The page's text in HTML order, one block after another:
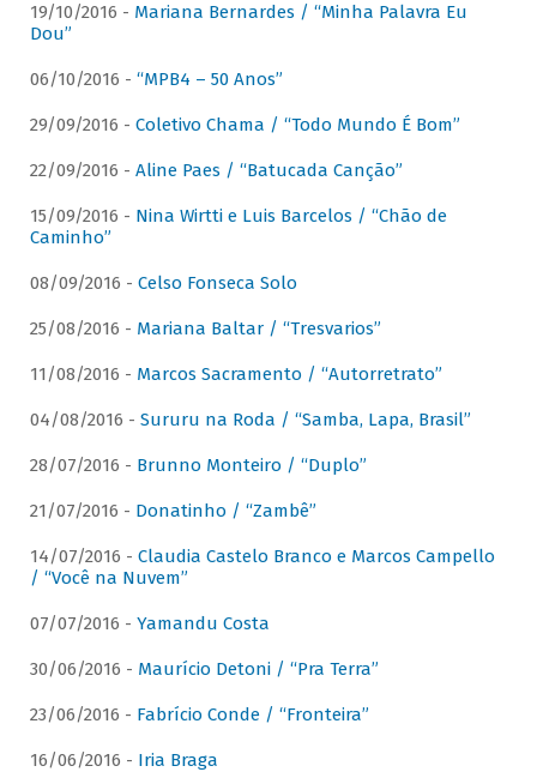
19/10/2016 - Mariana Bernardes / “Minha Palavra Eu
Dou”
06/10/2016 - “MPB4 – 50 Anos”
29/09/2016 - Coletivo Chama / “Todo Mundo É Bom”
22/09/2016 - Aline Paes / “Batucada Canção”
15/09/2016 - Nina Wirtti e Luis Barcelos / “Chão de
Caminho”
08/09/2016 - Celso Fonseca Solo
25/08/2016 - Mariana Baltar / “Tresvarios”
11/08/2016 - Marcos Sacramento / “Autorretrato”
04/08/2016 - Sururu na Roda / “Samba, Lapa, Brasil”
28/07/2016 - Brunno Monteiro / “Duplo”
21/07/2016 - Donatinho / “Zambê”
14/07/2016 - Claudia Castelo Branco e Marcos Campello
/ “Você na Nuvem”
07/07/2016 - Yamandu Costa
30/06/2016 - Maurício Detoni / “Pra Terra”
23/06/2016 - Fabrício Conde / “Fronteira”
16/06/2016 - Iria Braga